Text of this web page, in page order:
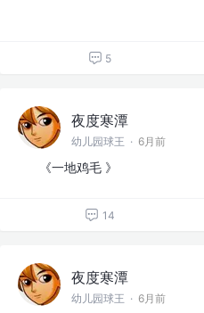
5
夜度寒潭
幼儿园球王 · 6月前
《一地鸡毛 》
14
夜度寒潭
幼儿园球王 · 6月前